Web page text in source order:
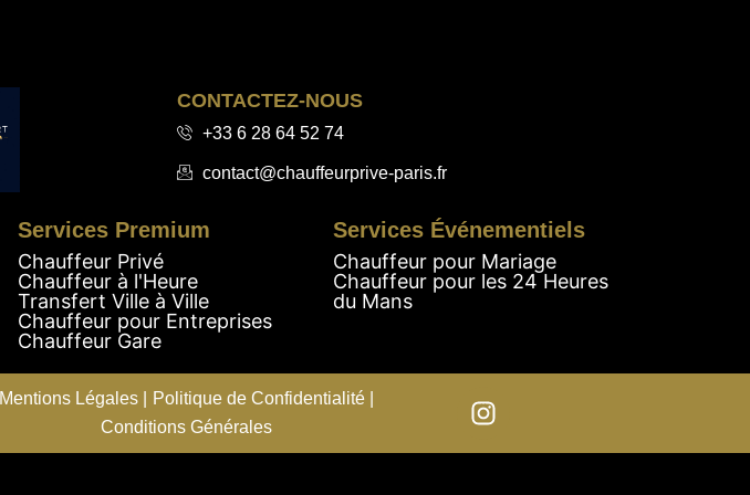
CONTACTEZ-NOUS
+33 6 28 64 52 74
contact@chauffeurprive-paris.fr
Services Premium
Chauffeur Privé
Chauffeur à l'Heure
Transfert Ville à Ville
Chauffeur pour Entreprises
Chauffeur Gare
Services Événementiels
Chauffeur pour Mariage
Chauffeur pour les 24 Heures
du Mans
Mentions Légales |
Politique de Confidentialité |
Conditions Générales